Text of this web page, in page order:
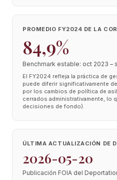
PROMEDIO FY2024 DE LA
84,9%
Benchmark estable: oct 2023 –
El FY2024 refleja la práctica de
puede diferir significativamente
por los cambios de política de
cerrados administrativamente, lo
decisiones de fondo).
ÚLTIMA ACTUALIZACIÓN DE
2026-05-20
Publicación FOIA del